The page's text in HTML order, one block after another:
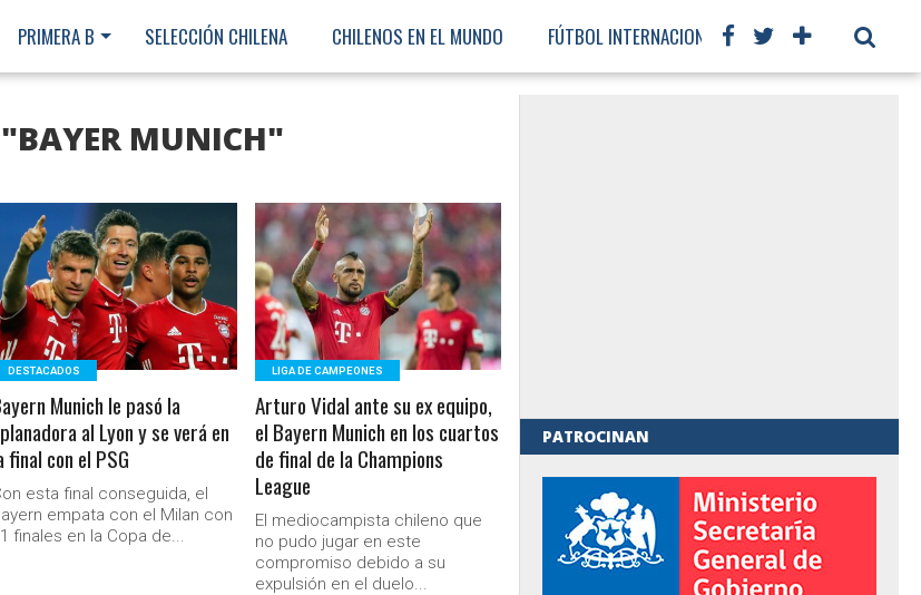
PRIMERA B SELECCIÓN CHILENA CHILENOS EN EL MUNDO FÚTBOL INTERNACIONAL
MUNICH"
LEER MÁS
DESTACADOS
Munich le pasó la
al Lyon y se verá en
final con el PSG
esta final conseguida, el
empata con el Milan con
finales en la Copa de...
LEER MÁS
LIGA DE CAMPEONES
Arturo Vidal ante su ex equipo,
el Bayern Munich en los cuartos
de final de la Champions
League
El mediocampista chileno que
no pudo jugar en este
compromiso debido a su
expulsión en el duelo...
PATROCINAN
Ministerio Secretaría General de Gobierno